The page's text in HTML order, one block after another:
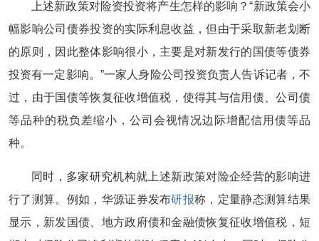
上述新政策对险资投资将产生怎样的影响？“新政策会小
幅影响公司债券投资的实际利息收益，但由于采取新老划断
的原则，因此整体影响很小，主要是对新发行的国债等债券
投资有一定影响。”一家人身险公司投资负责人告诉记者，不
过，由于国债等恢复征收增值税，使得其与信用债、公司债
等品种的税负差缩小，公司会视情况边际增配信用债等品
种。
同时，多家研究机构就上述新政策对险企经营的影响进
行了测算。例如，华源证券发布研报称，定量静态测算结果
显示，新发国债、地方政府债和金融债恢复征收增值税，短